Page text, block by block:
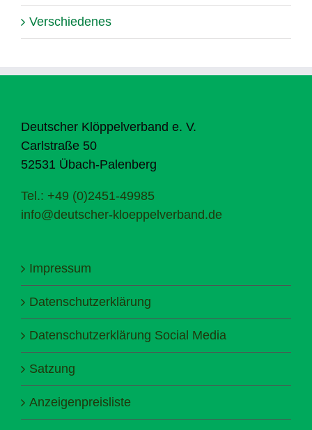
Verschiedenes
Deutscher Klöppelverband e. V.
Carlstraße 50
52531 Übach-Palenberg
Tel.: +49 (0)2451-49985
info@deutscher-kloeppelverband.de
Impressum
Datenschutzerklärung
Datenschutzerklärung Social Media
Satzung
Anzeigenpreisliste